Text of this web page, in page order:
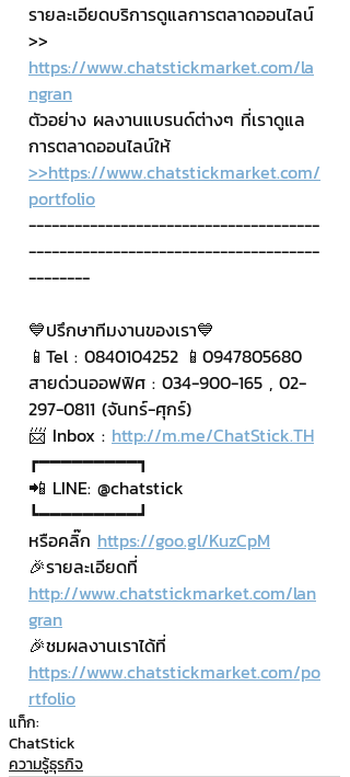
รายละเอียดบริการดูแลการตลาดออนไลน์
>>
https://www.chatstickmarket.com/la
ngran
ตัวอย่าง ผลงานแบรนด์ต่างๆ ที่เราดูแล
การตลาดออนไลน์ให้
>>https://www.chatstickmarket.com/
portfolio
--------------------------------------
--------------------------------------
--------
💙ปรึกษาทีมงานของเรา💙
📱Tel : 0840104252 📱0947805680
สายด่วนออฟฟิศ : 034-900-165 , 02-
297-0811 (จันทร์-ศุกร์)
📨 Inbox : http://m.me/ChatStick.TH
┏━━━━━━━━━┓
📲 LINE: @chatstick
┗━━━━━━━━━┛
หรือคลิ๊ก https://goo.gl/KuzCpM
🎉รายละเอียดที่
http://www.chatstickmarket.com/lan
gran
🎉ชมผลงานเราได้ที่
https://www.chatstickmarket.com/po
rtfolio
แท็ก:
ChatStick
ความรู้ธุรกิจ